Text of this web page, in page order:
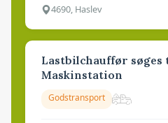
4690, Haslev
Lastbilchauffør søges
Maskinstation
Godstransport